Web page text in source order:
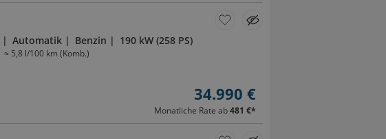
Automatik Benzin 190 kW (258 PS)
≈ 5,8 l/100 km (Komb.)
34.990 €
Monatliche Rate ab481 €*